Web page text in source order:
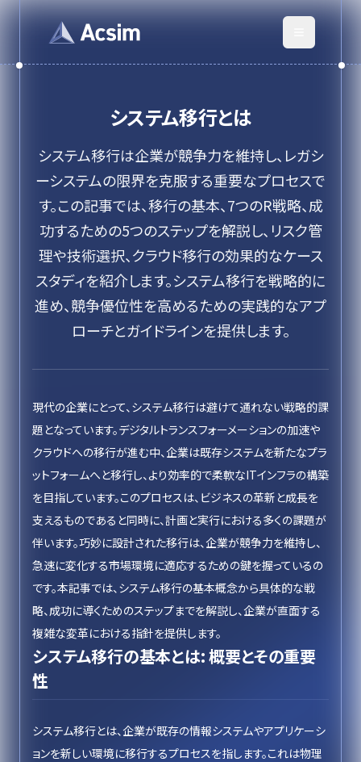
システム移行とは
システム移行は企業が競争力を維持し、レガシ
ーシステムの限界を克服する重要なプロセスで
す。この記事では、移行の基本、7つのR戦略、成
功するための5つのステップを解説し、リスク管
理や技術選択、クラウド移行の効果的なケース
スタディを紹介します。システム移行を戦略的に
進め、競争優位性を高めるための実践的なアプ
ローチとガイドラインを提供します。
現代の企業にとって、システム移行は避けて通れない戦略的課
題となっています。デジタルトランスフォーメーションの加速や
クラウドへの移行が進む中、企業は既存システムを新たなプラ
ットフォームへと移行し、より効率的で柔軟なITインフラの構築
を目指しています。このプロセスは、ビジネスの革新と成長を
支えるものであると同時に、計画と実行における多くの課題が
伴います。巧妙に設計された移行は、企業が競争力を維持し、
急速に変化する市場環境に適応するための鍵を握っているの
です。本記事では、システム移行の基本概念から具体的な戦
略、成功に導くためのステップまでを解説し、企業が直面する
複雑な変革における指針を提供します。
システム移行の基本とは: 概要とその重要
性
システム移行とは、企業が既存の情報システムやアプリケーシ
ョンを新しい環境に移行するプロセスを指します。これは物理